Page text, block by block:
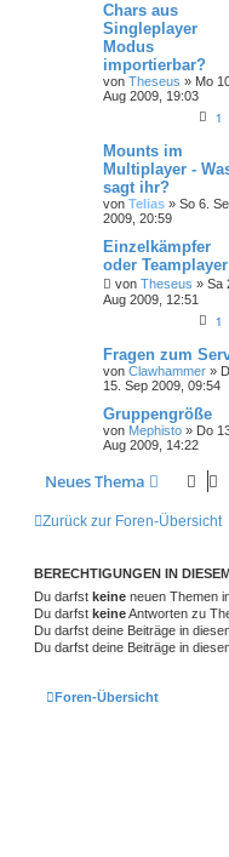
Chars aus
Singleplayer
Modus
importierbar?
von Theseus » Mo
Aug 2009, 19:03
1
Mounts im
Multiplayer -
sagt ihr?
von Telias » So 6.
2009, 20:59
Einzelkämpfer
oder Teamplayer
von Theseus » Sa
Aug 2009, 12:51
1
Fragen zum
von Clawhammer »
15. Sep 2009, 09:54
Gruppengröße
von Mephisto » Do
Aug 2009, 14:22
Neues Thema
Zurück zur Foren-Übersicht
BERECHTIGUNGEN IN
Du darfst keine neuen Themen
Du darfst keineAntworten zu
Du darfst deine Beiträge in
Du darfst deine Beiträge in
Foren-Übersicht